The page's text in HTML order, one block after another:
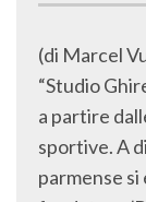
“Studio
a partire
sportive. A
parmense si
fondatore